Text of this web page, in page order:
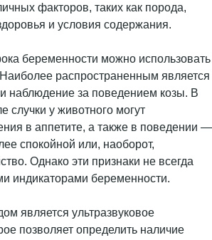
факторов, таких как порода,
и условия содержания.
беременности можно использовать
распространенным является
наблюдение за поведением козы. В
случки у животного могут
в аппетите, а также в поведении —
спокойной или, наоборот,
Однако эти признаки не всегда
индикаторами беременности.
является ультразвуковое
позволяет определить наличие